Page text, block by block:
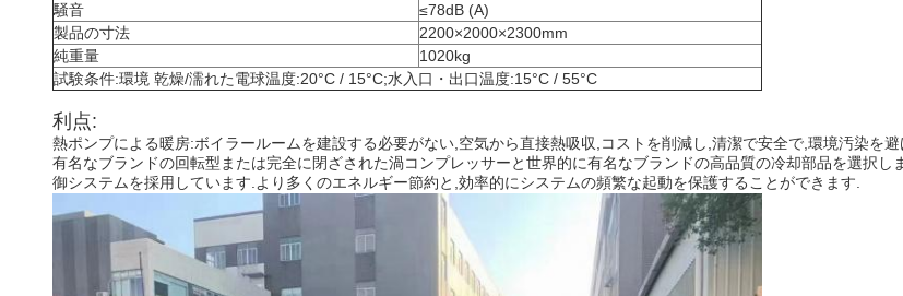
騒音
≤78dB (A)
製品の寸法
2200×2000×2300mm
純重量
1020kg
試験条件:環境 乾燥/濡れた電球温度:20°C / 15°C;水入口・出口温度:15°C / 55°C
利点:
熱ポンプによる暖房:ボイラールームを建設する必要がない,空気から直接熱吸収,コストを削減し,清潔で安全で,環境汚染を
有名なブランドの回転型または完全に閉ざされた渦コンプレッサーと世界的に有名なブランドの高品質の冷却部品を選択
御システムを採用しています.より多くのエネルギー節約と,効率的にシステムの頻繁な起動を保護することができます.